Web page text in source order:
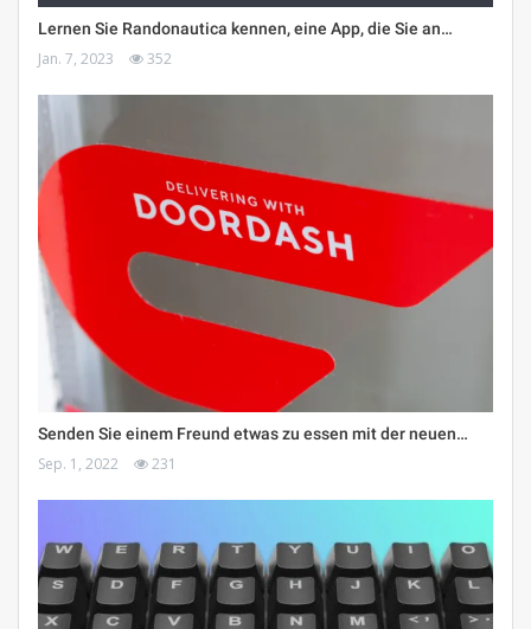
Lernen Sie Randonautica kennen, eine App, die Sie an…
Jan. 7, 2023 352
Senden Sie einem Freund etwas zu essen mit der neuen…
Sep. 1, 2022 231